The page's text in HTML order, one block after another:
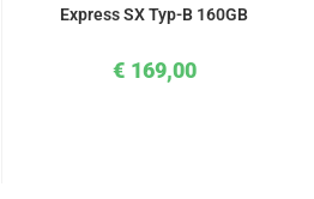
Express SX Typ-B 160GB
€ 169,00